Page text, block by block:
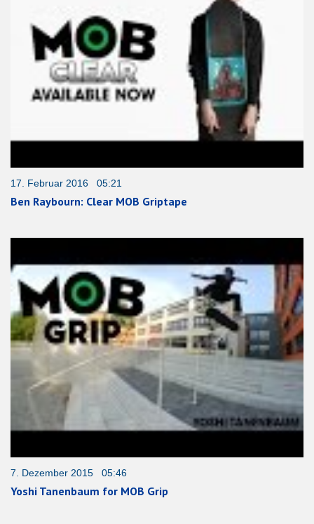
17. Februar 2016 05:21
Ben Raybourn: Clear MOB Griptape
7. Dezember 2015 05:46
Yoshi Tanenbaum for MOB Grip